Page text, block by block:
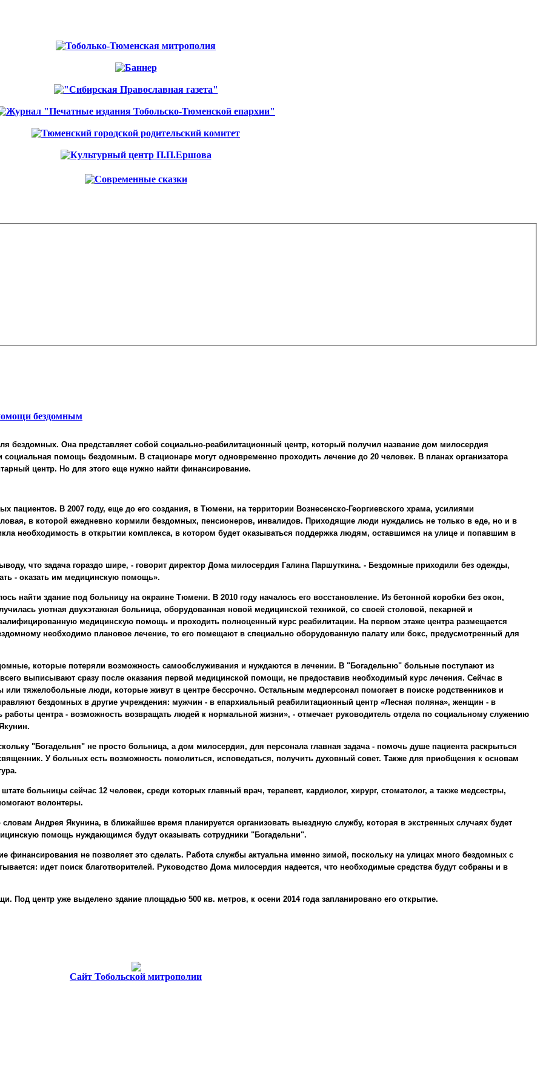
бездомным
бездомных. Она представляет собой социально-реабилитационный центр, который получил название дом милосердия
социальная помощь бездомным. В стационаре могут одновременно проходить лечение до 20 человек. В планах организатора
центр. Но для этого еще нужно найти финансирование.
В 2007 году, еще до его создания, в Тюмени, на территории Вознесенско-Георгиевского храма, усилиями
в которой ежедневно кормили бездомных, пенсионеров, инвалидов. Приходящие люди нуждались не только в еде, но и в
необходимость в открытии комплекса, в котором будет оказываться поддержка людям, оставшимся на улице и попавшим в
что задача гораздо шире, - говорит директор Дома милосердия Галина Паршуткина. - Бездомные приходили без одежды,
- оказать им медицинскую помощь».
найти здание под больницу на окраине Тюмени. В 2010 году началось его восстановление. Из бетонной коробки без окон,
уютная двухэтажная больница, оборудованная новой медицинской техникой, со своей столовой, пекарней и
медицинскую помощь и проходить полноценный курс реабилитации. На первом этаже центра размещается
необходимо плановое лечение, то его помещают в специально оборудованную палату или бокс, предусмотренный для
которые потеряли возможность самообслуживания и нуждаются в лечении. В "Богадельню" больные поступают из
выписывают сразу после оказания первой медицинской помощи, не предоставив необходимый курс лечения. Сейчас в
тяжелобольные люди, которые живут в центре бессрочно. Остальным медперсонал помогает в поиске родственников и
бездомных в другие учреждения: мужчин - в епархиальный реабилитационный центр «Лесная поляна», женщин - в
центра - возможность возвращать людей к нормальной жизни», - отмечает руководитель отдела по социальному служению
.
"Богадельня" не просто больница, а дом милосердия, для персонала главная задача - помочь душе пациента раскрыться
У больных есть возможность помолиться, исповедаться, получить духовный совет. Также для приобщения к основам
больницы сейчас 12 человек, среди которых главный врач, терапевт, кардиолог, хирург, стоматолог, а также медсестры,
волонтеры.
Андрея Якунина, в ближайшее время планируется организовать выездную службу, которая в экстренных случаях будет
помощь нуждающимся будут оказывать сотрудники "Богадельни".
финансирования не позволяет это сделать. Работа службы актуальна именно зимой, поскольку на улицах много бездомных с
идет поиск благотворителей. Руководство Дома милосердия надеется, что необходимые средства будут собраны и в
Под центр уже выделено здание площадью 500 кв. метров, к осени 2014 года запланировано его открытие.
Cайт Тобольской митрополии